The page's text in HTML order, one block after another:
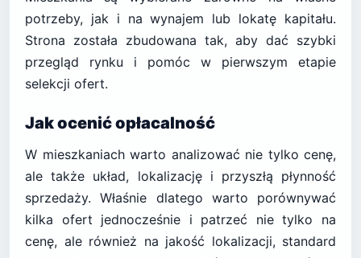
potrzeby, jak i na wynajem lub lokatę kapitału.
Strona została zbudowana tak, aby dać szybki
przegląd rynku i pomóc w pierwszym etapie
selekcji ofert.
Jak ocenić opłacalność
W mieszkaniach warto analizować nie tylko cenę,
ale także układ, lokalizację i przyszłą płynność
sprzedaży. Właśnie dlatego warto porównywać
kilka ofert jednocześnie i patrzeć nie tylko na
cenę, ale również na jakość lokalizacji, standard